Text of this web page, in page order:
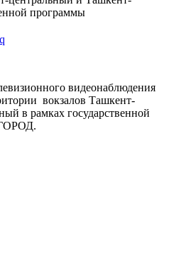
программы
видеонаблюдения
вокзалов Ташкент-
в рамках государственной